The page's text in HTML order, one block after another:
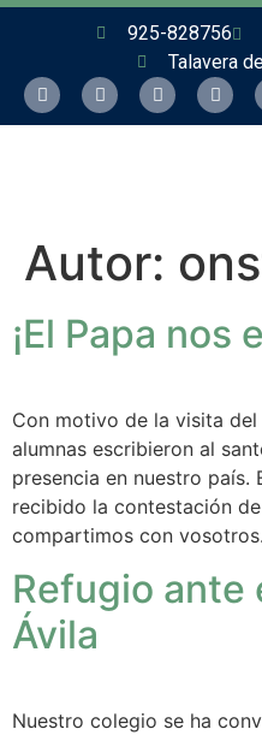
925-828756
Talavera
Autor:
¡El Papa nos
Con motivo de la visita del
alumnas escribieron al
presencia en nuestro país.
recibido la contestación
compartimos con vosotros.
Refugio ante
Ávila
Nuestro colegio se ha